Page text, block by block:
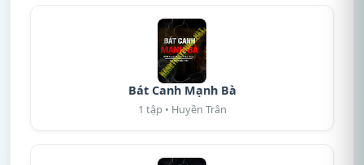
Bát Canh Mạnh Bà
1 tập • Huyền Trân